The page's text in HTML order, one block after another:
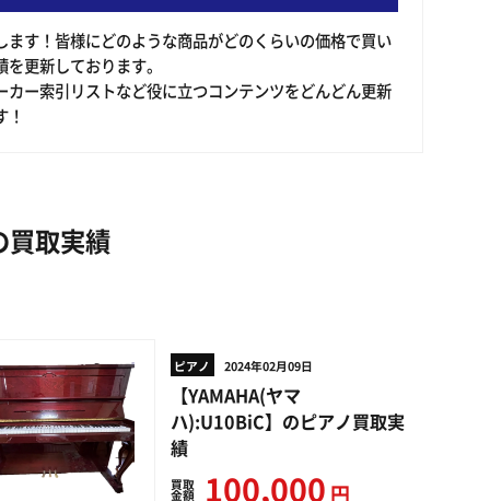
す！皆様にどのような商品がどのくらいの価格で買い
更新しております。
ー索引リストなど役に立つコンテンツをどんどん更新
買取実績
ピアノ 2024年02月09日
【YAMAHA(ヤマ
ハ):U10BiC】のピアノ買取実
績
買取
金額 100,000 円